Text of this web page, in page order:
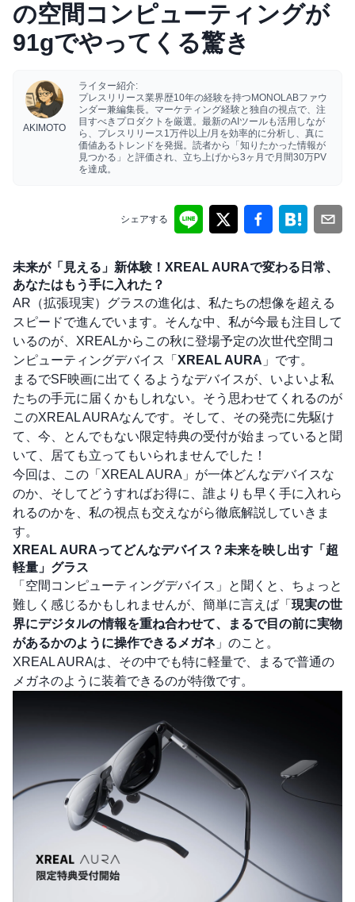
の空間コンピューティングが
91gでやってくる驚き
AKIMOTO
ライター紹介:
プレスリリース業界歴10年の経験を持つMONOLABファウ
ンダー兼編集長。マーケティング経験と独自の視点で、注
目すべきプロダクトを厳選。最新のAIツールも活用しなが
ら、プレスリリース1万件以上/月を効率的に分析し、真に
価値あるトレンドを発掘。読者から「知りたかった情報が
見つかる」と評価され、立ち上げから3ヶ月で月間30万PV
を達成。
シェアする
未来が「見える」新体験！XREAL AURAで変わる日常、
あなたはもう手に入れた？
AR（拡張現実）グラスの進化は、私たちの想像を超える
スピードで進んでいます。そんな中、私が今最も注目して
いるのが、XREALからこの秋に登場予定の次世代空間コ
ンピューティングデバイス「 XREAL AURA 」です。
まるでSF映画に出てくるようなデバイスが、いよいよ私
たちの手元に届くかもしれない。そう思わせてくれるのが
このXREAL AURAなんです。そして、その発売に先駆け
て、今、とんでもない限定特典の受付が始まっていると聞
いて、居ても立ってもいられませんでした！
今回は、この「XREAL AURA」が一体どんなデバイスな
のか、そしてどうすればお得に、誰よりも早く手に入れら
れるのかを、私の視点も交えながら徹底解説していきま
す。
XREAL AURAってどんなデバイス？未来を映し出す「超
軽量」グラス
「空間コンピューティングデバイス」と聞くと、ちょっと
難しく感じるかもしれませんが、簡単に言えば「 現実の世
界にデジタルの情報を重ね合わせて、まるで目の前に実物
があるかのように操作できるメガネ 」のこと。
XREAL AURAは、その中でも特に軽量で、まるで普通の
メガネのように装着できるのが特徴です。